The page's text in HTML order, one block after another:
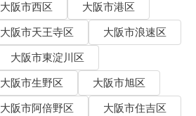
大阪市西区
大阪市港区
大阪市天王寺区
大阪市浪速区
大阪市東淀川区
大阪市生野区
大阪市旭区
大阪市阿倍野区
大阪市住吉区